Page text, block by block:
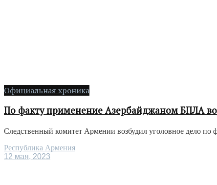
Официальная хроника
По факту применение Азербайджаном БПЛА
Следственный комитет Армении возбудил уголовное дело
Республика Армения
12 мая, 2023